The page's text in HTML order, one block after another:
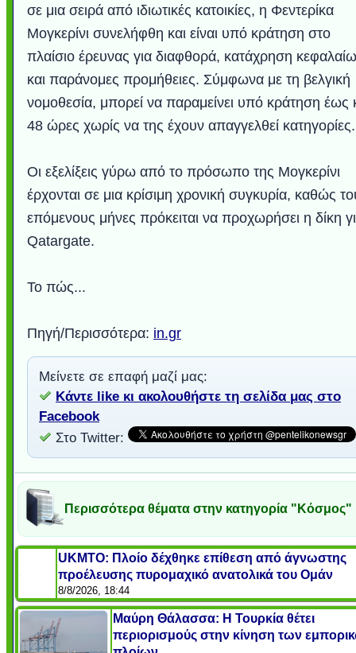
σε μια σειρά από ιδιωτικές κατοικίες, η Φεντερίκα
Μογκερίνι συνελήφθη και είναι υπό κράτηση στο
πλαίσιο έρευνας για διαφθορά, κατάχρηση
και παράνομες προμήθειες. Σύμφωνα με τη βελγική
νομοθεσία, μπορεί να παραμείνει υπό κράτηση έως
48 ώρες χωρίς να της έχουν απαγγελθεί κατηγορίες.
Οι εξελίξεις γύρω από το πρόσωπο της Μογκερίνι
έρχονται σε μια κρίσιμη χρονική συγκυρία, καθώς
επόμενους μήνες πρόκειται να προχωρήσει η δίκη
Qatargate.
Το πώς...
Πηγή/Περισσότερα: in.gr
Μείνετε σε επαφή μαζί μας:
Κάντε like κι ακολουθήστε τη σελίδα μας στο
Facebook
Στο Twitter:
Περισσότερα θέματα στην κατηγορία "Κόσμος"
UKMTO: Πλοίο δέχθηκε επίθεση από άγνωστης
προέλευσης πυρομαχικό ανατολικά του Ομάν
8/8/2026, 18:44
Μαύρη Θάλασσα: Η Τουρκία θέτει
περιορισμούς στην κίνηση των